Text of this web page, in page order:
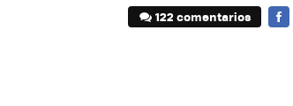
122 comentarios